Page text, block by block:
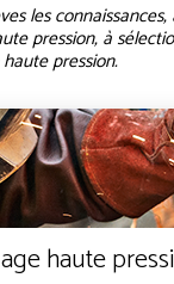
les
pression, à
pression.
haute